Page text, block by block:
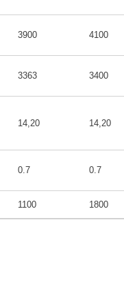
3900 4100
3363 3400
14,20 14,20
0.7 0.7
1100 1800